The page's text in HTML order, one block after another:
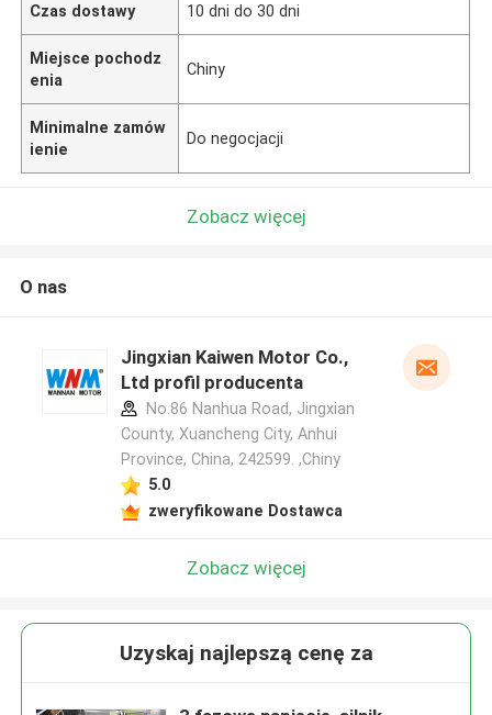
Czas dostawy 10 dni do 30 dni
Miejsce pochodz
enia
Chiny
Minimalne zamów
ienie
Do negocjacji
Zobacz więcej
O nas
Jingxian Kaiwen Motor Co.,
Ltd profil producenta
No.86 Nanhua Road, Jingxian
County, Xuancheng City, Anhui
Province, China, 242599. ,Chiny
5.0
zweryfikowane Dostawca
Zobacz więcej
Uzyskaj najlepszą cenę za